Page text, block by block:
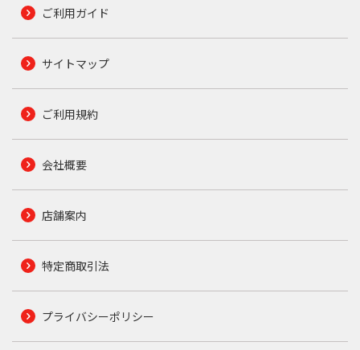
ご利用ガイド
サイトマップ
ご利用規約
会社概要
店舗案内
特定商取引法
プライバシーポリシー